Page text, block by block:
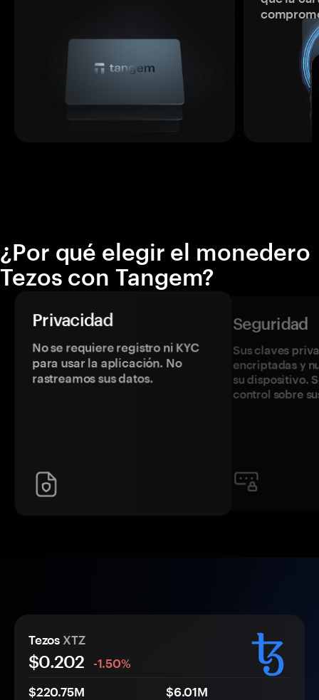
¿Por qué elegir el monedero
Tezos con Tangem?
Privacidad
No se requiere registro ni KYC
para usar la aplicación. No
rastreamos sus datos.
Seguridad
Sus claves
encriptadas y
su dispositivo.
control sobre
Tezos XTZ
$0.202
-1.50%
$220.75M
$6.01M